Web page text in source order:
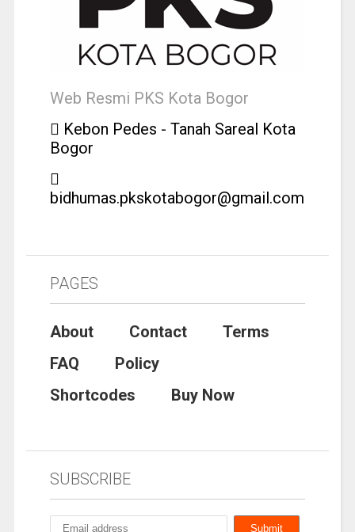
Web Resmi PKS Kota Bogor
Kebon Pedes - Tanah Sareal Kota
Bogor
bidhumas.pkskotabogor@gmail.com
PAGES
About Contact
Terms
FAQ
Policy
Shortcodes
Buy Now
SUBSCRIBE